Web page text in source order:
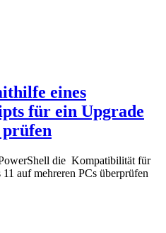
eines
für ein Upgrade
prüfen
die Kompatibilität für
auf mehreren PCs überprüfen